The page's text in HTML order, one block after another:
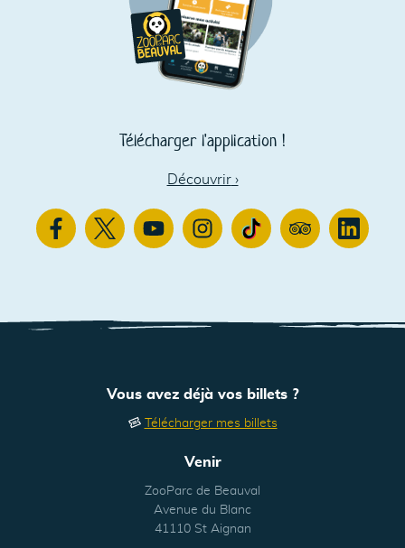
Télécharger l'application !
Découvrir›
FacebookTwitterYoutubeInstagram
TikTok TripAdvisorLinkedin
Venir
ZooParc de Beauval
Avenue du Blanc
41110 St Aignan
Vous avez déjà vos billets ?
Télécharger mes billets